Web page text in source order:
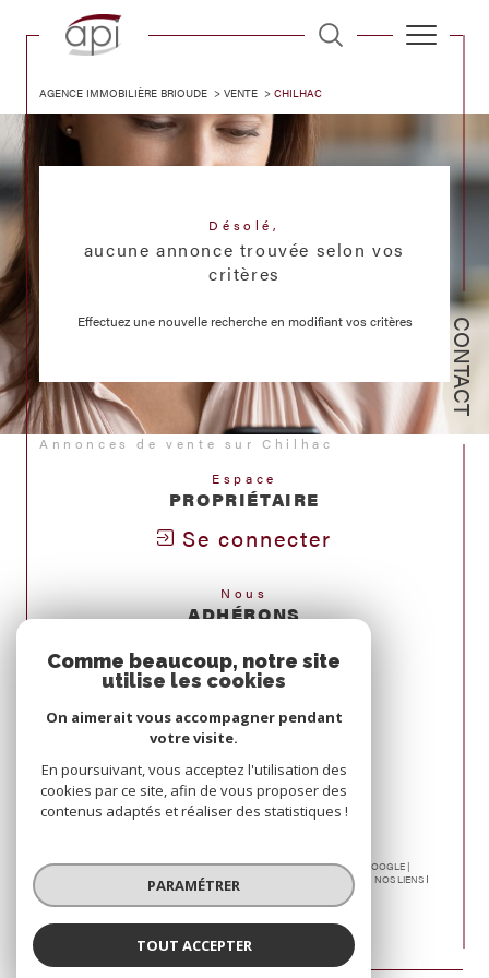
CONTACT
AGENCE IMMOBILIÈRE BRIOUDE VENTE CHILHAC
Désolé,
aucune annonce trouvée selon vos
critères
Effectuez une nouvelle recherche en modifiant vos critères
Annonces de vente sur Chilhac
Espace
PROPRIÉTAIRE
Se connecter
Nous
ADHÉRONS
© 2026 | TOUS DROITS RÉSERVÉS | TRADUCTION POWERED BY GOOGLE |
NOS HONORAIRES
PLAN DU SITE MENTIONS LÉGALES ADMIN
NOS LIENS
POLITIQUE RGPD
Comme beaucoup, notre site
utilise les cookies
On aimerait vous accompagner pendant
votre visite.
En poursuivant, vous acceptez l'utilisation des
cookies par ce site, afin de vous proposer des
contenus adaptés et réaliser des statistiques !
PARAMÉTRER
TOUT ACCEPTER